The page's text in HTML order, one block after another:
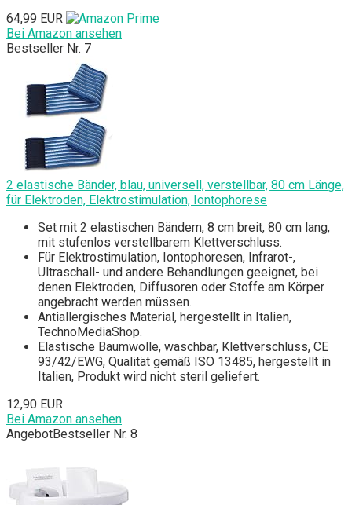
64,99 EUR
Bei Amazon ansehen
Bestseller Nr. 7
2 elastische Bänder, blau, universell, verstellbar, 80 cm Länge,
für Elektroden, Elektrostimulation, Iontophorese
Set mit 2 elastischen Bändern, 8 cm breit, 80 cm lang,
mit stufenlos verstellbarem Klettverschluss.
Für Elektrostimulation, Iontophoresen, Infrarot-,
Ultraschall- und andere Behandlungen geeignet, bei
denen Elektroden, Diffusoren oder Stoffe am Körper
angebracht werden müssen.
Antiallergisches Material, hergestellt in Italien,
TechnoMediaShop.
Elastische Baumwolle, waschbar, Klettverschluss, CE
93/42/EWG, Qualität gemäß ISO 13485, hergestellt in
Italien, Produkt wird nicht steril geliefert.
12,90 EUR
Bei Amazon ansehen
AngebotBestseller Nr. 8